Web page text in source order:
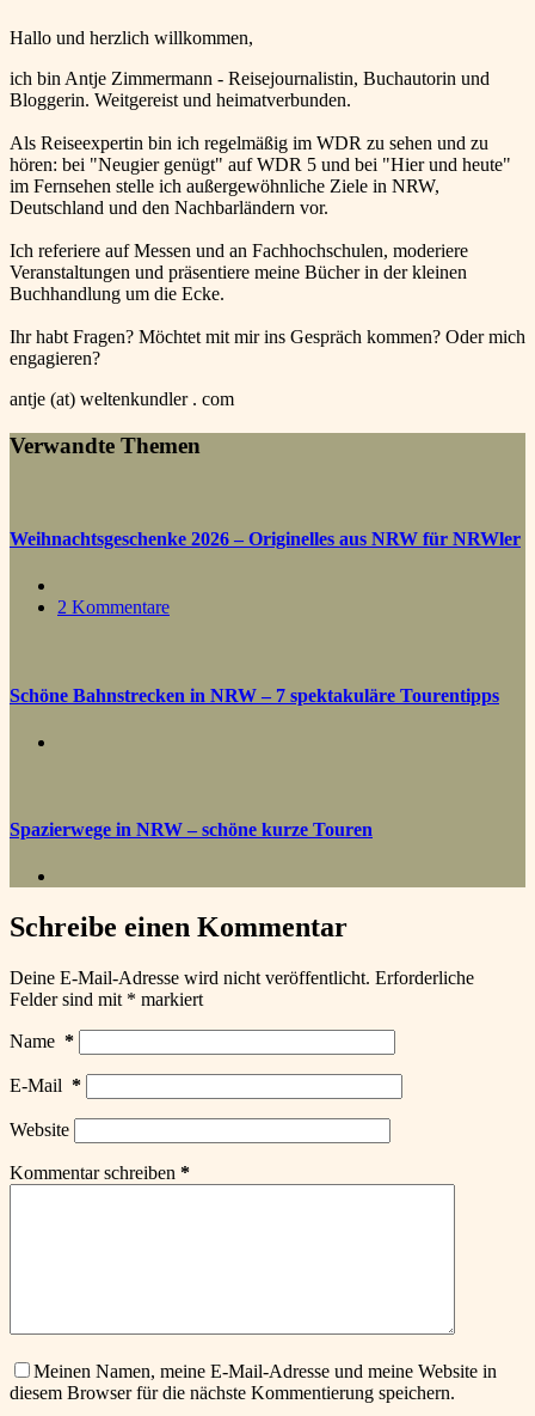
Hallo und herzlich willkommen,
ich bin Antje Zimmermann - Reisejournalistin, Buchautorin und
Bloggerin. Weitgereist und heimatverbunden.
Als Reiseexpertin bin ich regelmäßig im WDR zu sehen und zu
hören: bei "Neugier genügt" auf WDR 5 und bei "Hier und heute"
im Fernsehen stelle ich außergewöhnliche Ziele in NRW,
Deutschland und den Nachbarländern vor.
Ich referiere auf Messen und an Fachhochschulen, moderiere
Veranstaltungen und präsentiere meine Bücher in der kleinen
Buchhandlung um die Ecke.
Ihr habt Fragen? Möchtet mit mir ins Gespräch kommen? Oder mich
engagieren?
antje (at) weltenkundler . com
Verwandte Themen
Weihnachtsgeschenke 2026 – Originelles aus NRW für NRWler
2 Kommentare
Schöne Bahnstrecken in NRW – 7 spektakuläre Tourentipps
Spazierwege in NRW – schöne kurze Touren
Schreibe einen Kommentar
Deine E-Mail-Adresse wird nicht veröffentlicht. Erforderliche
Felder sind mit * markiert
Name *
E-Mail *
Website
Kommentar schreiben *
Meinen Namen, meine E-Mail-Adresse und meine Website in
diesem Browser für die nächste Kommentierung speichern.